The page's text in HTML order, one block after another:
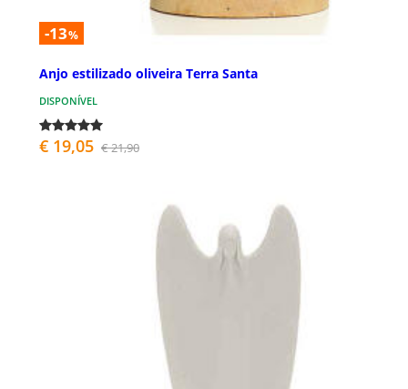
-13%
Anjo estilizado oliveira Terra Santa
DISPONÍVEL
€ 19,05 € 21,90